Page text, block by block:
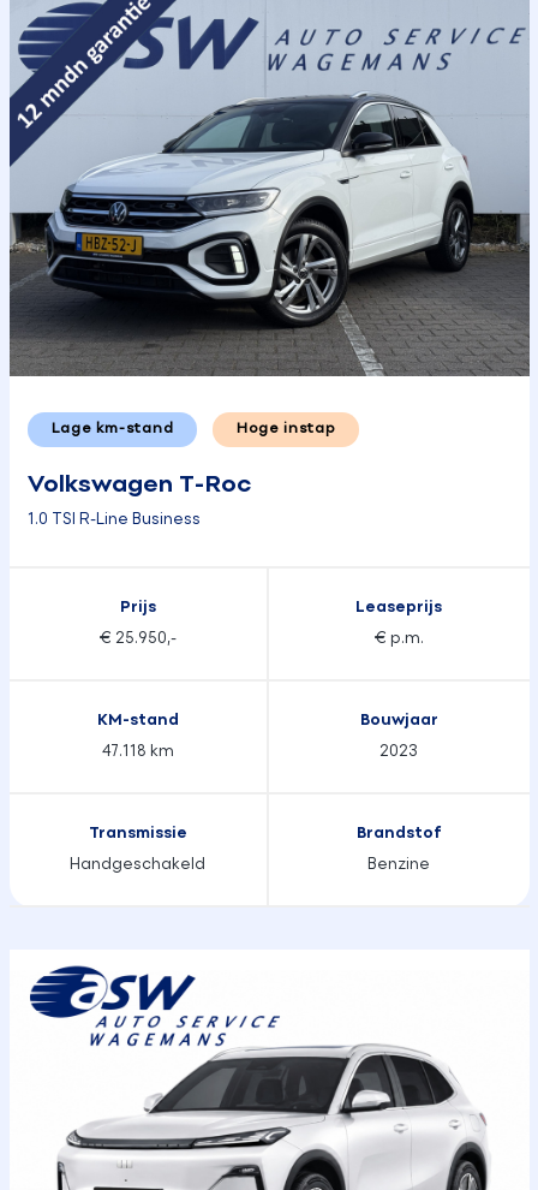
Lage km-stand Hoge instap
Volkswagen T-Roc
1.0 TSI R-Line Business
Prijs
€ 25.950,-
Leaseprijs
€ p.m.
KM-stand
47.118 km
Bouwjaar
2023
Transmissie
Handgeschakeld
Brandstof
Benzine